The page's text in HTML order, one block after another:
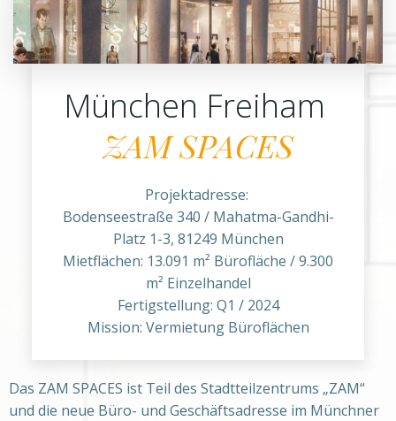
München Freiham
ZAM SPACES
Projektadresse:
Bodenseestraße 340 / Mahatma-Gandhi-
Platz 1-3, 81249 München
Mietflächen: 13.091 m² Bürofläche / 9.300
m² Einzelhandel
Fertigstellung: Q1 / 2024
Mission: Vermietung Büroflächen
Das ZAM SPACES ist Teil des Stadtteilzentrums „ZAM“
und die neue Büro- und Geschäftsadresse im Münchner